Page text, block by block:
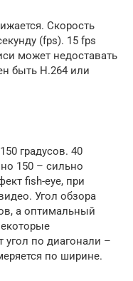
Скорость
(fps). 15 fps
может недоставать
быть H.264 или
градусов. 40
150 – сильно
fish-eye, при
Угол обзора
а оптимальный
угол по диагонали –
по ширине.